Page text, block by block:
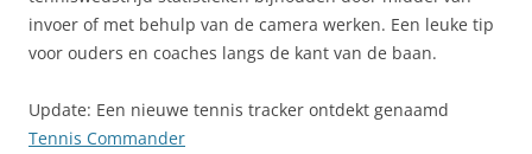
invoer of met behulp van de camera werken. Een leuke tip
voor ouders en coaches langs de kant van de baan.
Update: Een nieuwe tennis tracker ontdekt genaamd
Tennis Commander